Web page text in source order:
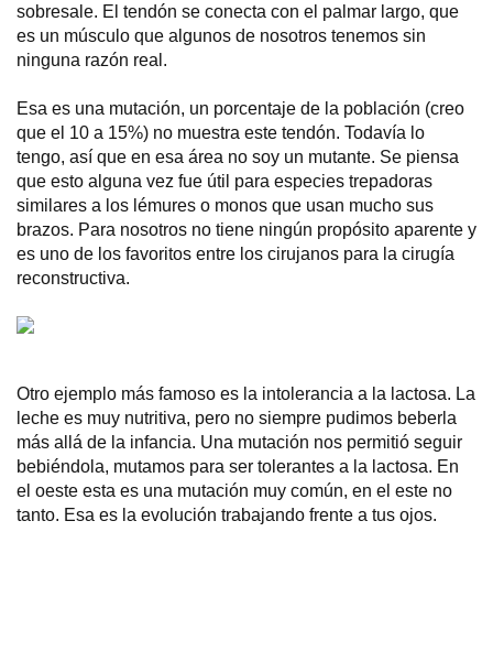
sobresale. El tendón se conecta con el palmar largo, que
es un músculo que algunos de nosotros tenemos sin
ninguna razón real.
Esa es una mutación, un porcentaje de la población (creo
que el 10 a 15%) no muestra este tendón. Todavía lo
tengo, así que en esa área no soy un mutante. Se piensa
que esto alguna vez fue útil para especies trepadoras
similares a los lémures o monos que usan mucho sus
brazos. Para nosotros no tiene ningún propósito aparente y
es uno de los favoritos entre los cirujanos para la cirugía
reconstructiva.
Otro ejemplo más famoso es la intolerancia a la lactosa. La
leche es muy nutritiva, pero no siempre pudimos beberla
más allá de la infancia. Una mutación nos permitió seguir
bebiéndola, mutamos para ser tolerantes a la lactosa. En
el oeste esta es una mutación muy común, en el este no
tanto. Esa es la evolución trabajando frente a tus ojos.